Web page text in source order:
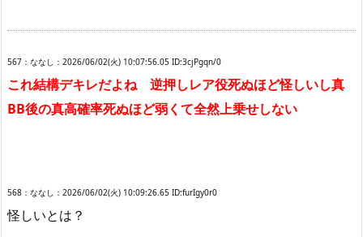
567：ななし：2026/06/02(火) 10:07:56.05 ID:3cjPgqn/0
これ結構デキレだよね 逆押しレア役死ぬほど怪しいし真
BB後の真高確率死ぬほど弱くて全然上乗せしない
568：ななし：2026/06/02(火) 10:09:26.65 ID:furIgy0r0
怪しいとは？